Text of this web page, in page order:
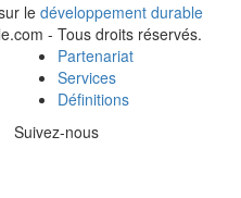
le développement durable
- Tous droits réservés.
Partenariat
Services
Définitions
Suivez-nous